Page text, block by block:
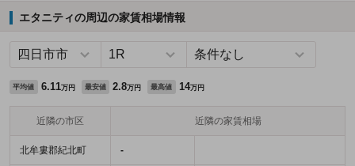
エタニティの周辺の家賃相場情報
平均値 6.11万円 最安値 2.8万円 最高値 14万円
近隣の市区 近隣の家賃相場
北牟婁郡紀北町 -